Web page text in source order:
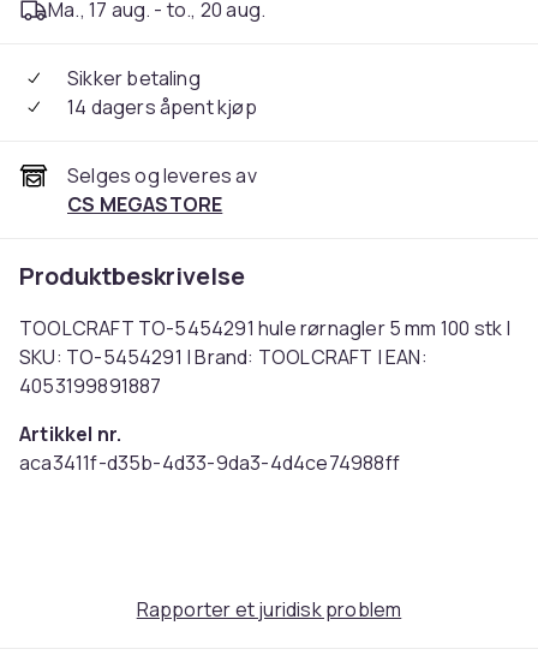
Ma., 17 aug. - to., 20 aug.
Sikker betaling
14 dagers åpent kjøp
Selges og leveres av
CS MEGASTORE
Produktbeskrivelse
TOOLCRAFT TO-5454291 hule rørnagler 5 mm 100 stk |
SKU: TO-5454291 | Brand: TOOLCRAFT | EAN:
4053199891887
Artikkel nr.
aca3411f-d35b-4d33-9da3-4d4ce74988ff
Rapporter et juridisk problem